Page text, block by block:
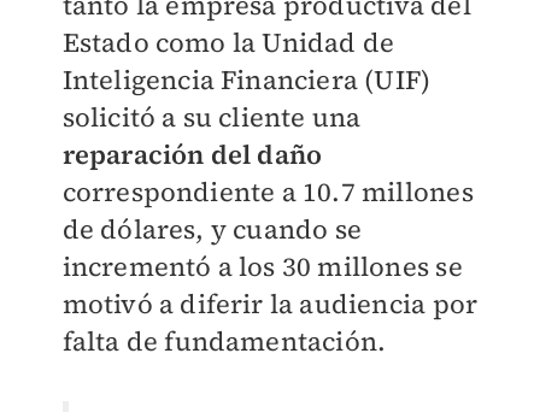
Estado como la Unidad de
Inteligencia Financiera (UIF)
solicitó a su cliente una
reparación del daño
correspondiente a 10.7 millones
de dólares, y cuando se
incrementó a los 30 millones se
motivó a diferir la audiencia por
falta de fundamentación.